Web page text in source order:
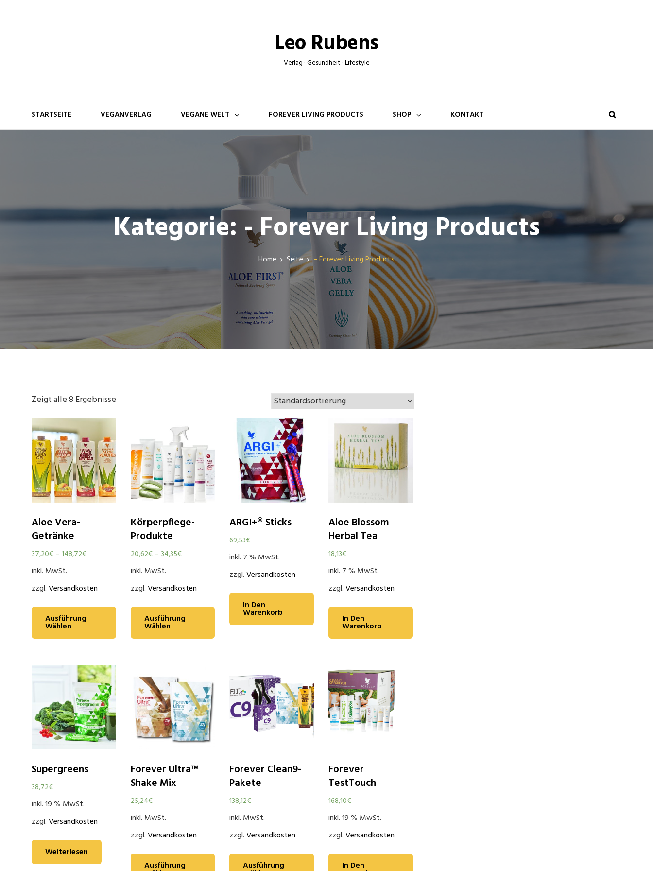
Leo Rubens
Verlag · Gesundheit · Lifestyle
STARTSEITE VEGANVERLAG VEGANE WELT FOREVER LIVING PRODUCTS SHOP KONTAKT
Kategorie: - Forever Living Products
Home Seite – Forever Living Products
Zeigt alle 8 Ergebnisse
Aloe Vera-
Getränke
37,20€ – 148,72€
inkl. MwSt.
zzgl.Versandkosten
Ausführung
Wählen
Körperpflege-
Produkte
20,62€– 34,35€
inkl. MwSt.
zzgl.Versandkosten
Ausführung
Wählen
ARGI+® Sticks
69,53€
inkl. 7 % MwSt.
zzgl.Versandkosten
In Den
Warenkorb
Aloe Blossom
Herbal Tea
18,13€
inkl. 7 % MwSt.
zzgl.Versandkosten
In Den
Warenkorb
Supergreens
38,72€
inkl. 19 % MwSt.
zzgl.Versandkosten
Weiterlesen
Forever Ultra™
Shake Mix
25,24€
inkl. MwSt.
zzgl.Versandkosten
Ausführung
Forever Clean9-
Pakete
138,12€
inkl. MwSt.
zzgl.Versandkosten
Ausführung
Forever
TestTouch
168,10€
inkl. 19 % MwSt.
zzgl.Versandkosten
In Den